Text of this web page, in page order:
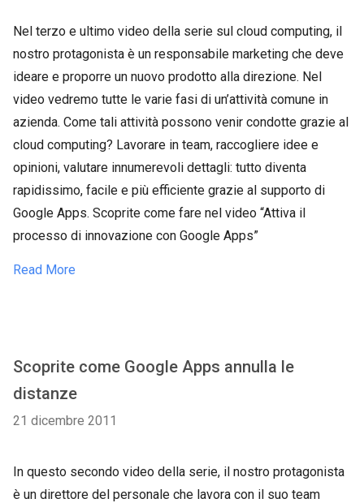
Nel terzo e ultimo video della serie sul cloud computing, il
nostro protagonista è un responsabile marketing che deve
ideare e proporre un nuovo prodotto alla direzione. Nel
video vedremo tutte le varie fasi di un’attività comune in
azienda. Come tali attività possono venir condotte grazie al
cloud computing? Lavorare in team, raccogliere idee e
opinioni, valutare innumerevoli dettagli: tutto diventa
rapidissimo, facile e più efficiente grazie al supporto di
Google Apps. Scoprite come fare nel video “Attiva il
processo di innovazione con Google Apps”
Read More
Scoprite come Google Apps annulla le
distanze
21 dicembre 2011
In questo secondo video della serie, il nostro protagonista
è un direttore del personale che lavora con il suo team